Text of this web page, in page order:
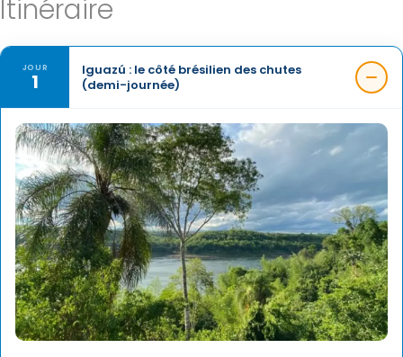
Itinéraire
JOUR
1
Iguazú : le côté brésilien des chutes
(demi-journée)